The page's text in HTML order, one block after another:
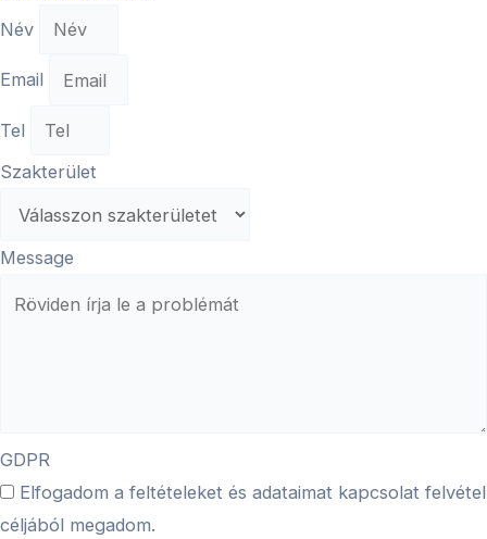
Név
Email
Tel
Szakterület
Message
GDPR
Elfogadom a feltételeket és adataimat kapcsolat felvétel
céljából megadom.